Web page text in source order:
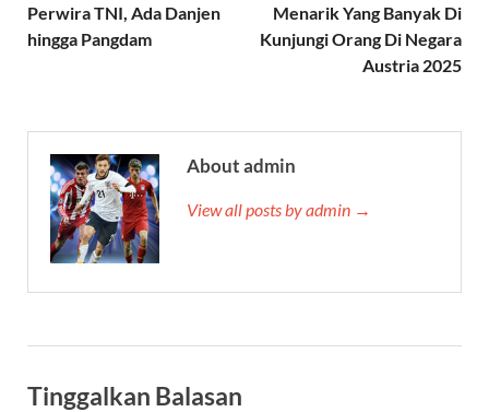
Perwira TNI, Ada Danjen
hingga Pangdam
Menarik Yang Banyak Di
Kunjungi Orang Di Negara
Austria 2025
About admin
View all posts by admin →
Tinggalkan Balasan